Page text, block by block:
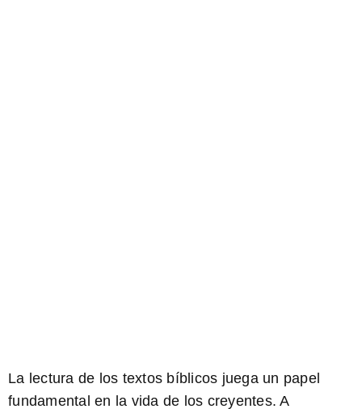
La lectura de los textos bíblicos juega un papel
fundamental en la vida de los creyentes. A